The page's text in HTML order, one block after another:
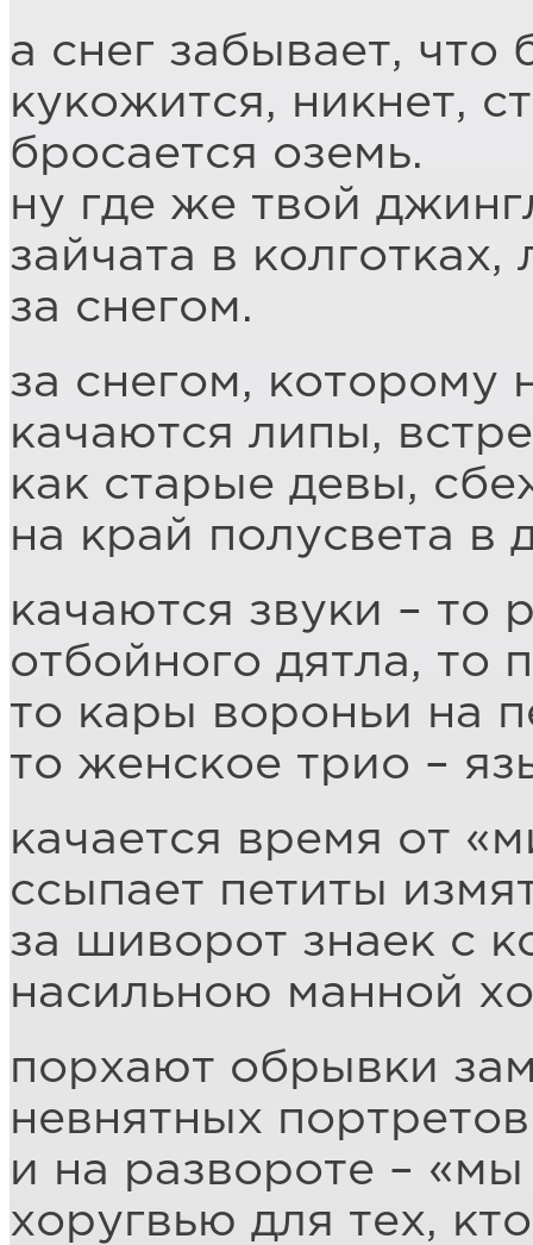
а снег забывает,
кукожится, никнет,
бросается оземь.
ну где же твой
зайчата в
за снегом.
за снегом, которому
качаются липы,
как старые девы,
на край полусвета в
качаются звуки – то
отбойного дятла, то
то кары вороньи на
то женское трио –
качается время от
ссыпает петиты
за шиворот знаек с
насильною манной
порхают обрывки
невнятных
и на развороте –
хоругвью для тех,